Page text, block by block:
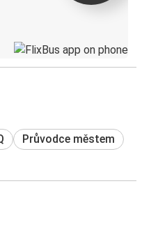
Průvodce městem